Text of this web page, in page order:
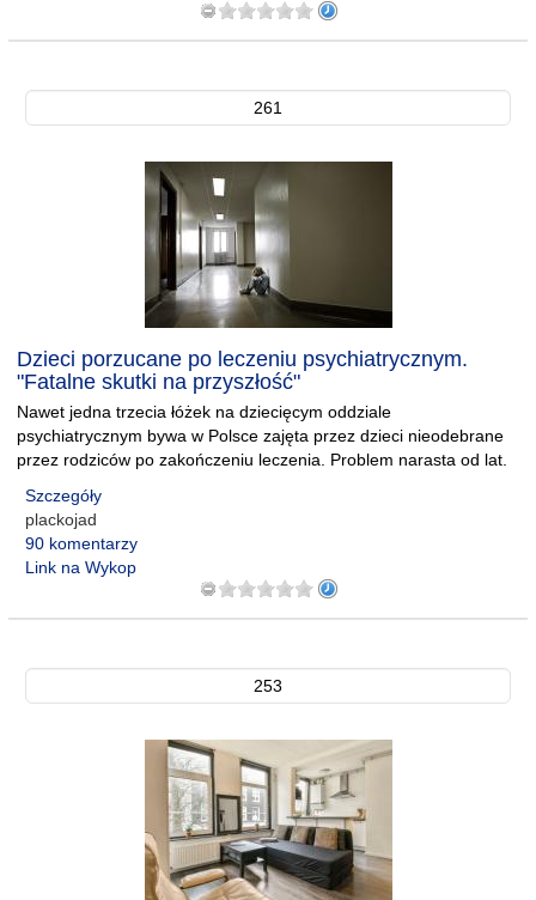
261
Dzieci porzucane po leczeniu psychiatrycznym.
"Fatalne skutki na przyszłość"
Nawet jedna trzecia łóżek na dziecięcym oddziale
psychiatrycznym bywa w Polsce zajęta przez dzieci nieodebrane
przez rodziców po zakończeniu leczenia. Problem narasta od lat.
Szczegóły
plackojad
90 komentarzy
Link na Wykop
253